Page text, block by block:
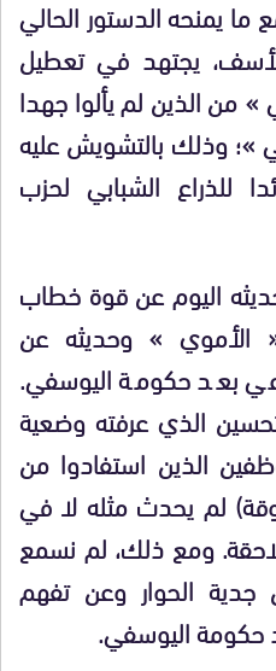
ما يمنحه الدستور الحالي
يجتهد في تعطيل
من الذين لم يألوا جهدا
وذلك بالتشويش عليه
للذراع الشبابي لحزب
اليوم عن قوة خطاب
الأموي » وحديثه عن
بعد حكومة اليوسفي.
الذي عرفته وضعية
الذين استفادوا من
لم يحدث مثله لا في
ومع ذلك، لم نسمع
الحوار وعن تفهم
حكومة اليوسفي.